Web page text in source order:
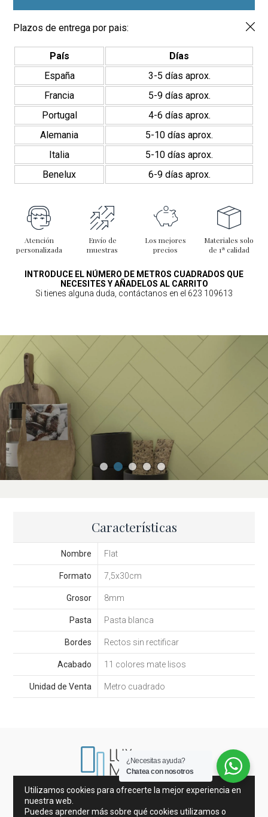
Plazos de entrega por pais:
País
Días
España
3-5 días aprox.
Francia
5-9 días aprox.
Portugal
4-6 días aprox.
Alemania
5-10 días aprox.
Italia
5-10 días aprox.
Benelux
6-9 días aprox.
Atención
personalizada
Envío de
muestras
Los mejores
precios
Materiales solo
de 1ª calidad
INTRODUCE EL NÚMERO DE METROS CUADRADOS QUE
NECESITES Y AÑADELOS AL CARRITO
Si tienes alguna duda, contáctanos en el 623 109613
Características
Nombre Flat
Formato 7,5x30cm
Grosor 8mm
Pasta Pasta blanca
Bordes Rectos sin rectificar
Acabado 11 colores mate lisos
Unidad de Venta Metro cuadrado
Mármoles de España e Italia
Porcelánicos y Azulejos
Mosaicos
Utilizamos cookies para ofrecerte la mejor experiencia en
nuestra web.
Puedes aprender más sobre qué cookies utilizamos o
¿Necesitas ayuda?
Chatea con nosotros